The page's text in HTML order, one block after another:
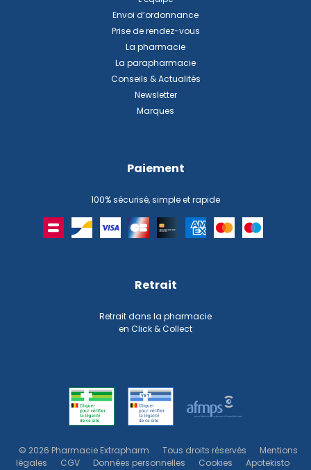
Envoi d’ordonnance
Prise de rendez-vous
La pharmacie
La parapharmacie
Conseils & Actualités
Newsletter
Marques
Paiement
100% sécurisé, simple et rapide
Retrait
Retrait dans la pharmacie
en Click & Collect
© 2026 Pharmacie Extrapharm Tous droits réservés
Mentions
légales
CGV Données personnelles Cookies Apotekisto